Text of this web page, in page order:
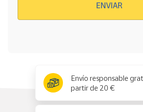
ENVIAR
Envío responsable
partir de 20 €